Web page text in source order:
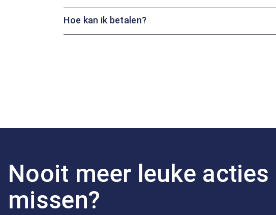
Hoe kan ik betalen?
Nooit meer leuke acties
missen?